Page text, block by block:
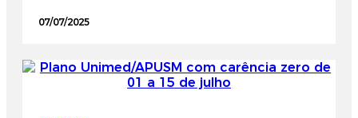
07/07/2025